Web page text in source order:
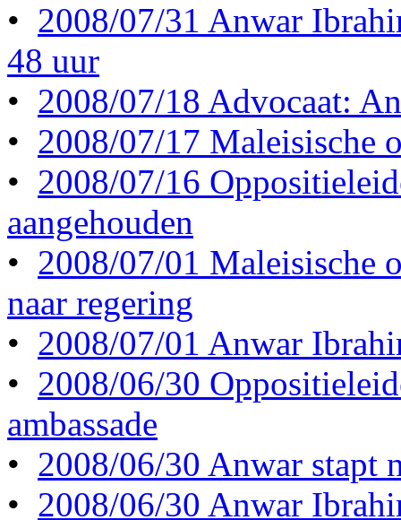
• 2008/07/31 Anwar
48 uur
• 2008/07/18 Advocaat:
• 2008/07/17 Maleisische
• 2008/07/16
aangehouden
• 2008/07/01 Maleisische
naar regering
• 2008/07/01 Anwar
• 2008/06/30
ambassade
• 2008/06/30 Anwar stapt
• 2008/06/30 Anwar